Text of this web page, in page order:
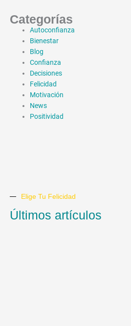
Categorías
Autoconfianza
Bienestar
Blog
Confianza
Decisiones
Felicidad
Motivación
News
Positividad
Elige Tu Felicidad
Últimos artículos